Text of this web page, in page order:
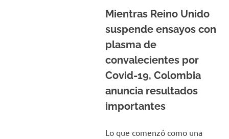
Mientras Reino Unido
suspende ensayos con
plasma de
convalecientes por
Covid-19, Colombia
anuncia resultados
importantes
Lo que comenzó como una